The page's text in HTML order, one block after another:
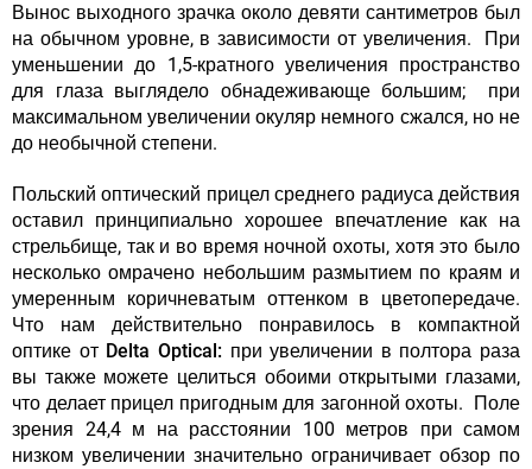
Вынос выходного зрачка около девяти сантиметров был
на обычном уровне, в зависимости от увеличения. При
уменьшении до 1,5-кратного увеличения пространство
для глаза выглядело обнадеживающе большим; при
максимальном увеличении окуляр немного сжался, но не
до необычной степени.
Польский оптический прицел среднего радиуса действия
оставил принципиально хорошее впечатление как на
стрельбище, так и во время ночной охоты, хотя это было
несколько омрачено небольшим размытием по краям и
умеренным коричневатым оттенком в цветопередаче.
Что нам действительно понравилось в компактной
оптике от Delta Optical:при увеличении в полтора раза
вы также можете целиться обоими открытыми глазами,
что делает прицел пригодным для загонной охоты. Поле
зрения 24,4 м на расстоянии 100 метров при самом
низком увеличении значительно ограничивает обзор по